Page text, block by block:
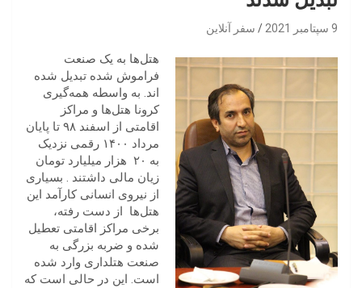
9 سپتامبر 2021 سفر آنلاین
‬فراموش‭ ‬شده‭ ‬تبدیل‭ ‬شده‌
اند. به واسطه همه‌گیری
‬به‭
‬از‭ ‬نیروی‭ ‬انسانی‭ ‬کارآمد این
هتل‌ها ‬از‭ ‬دست‭ ‬رفته،
برخی مراکز اقامتی تعطیل
‬صنعت‭ ‬هتلداری‭ ‬وارد‭ ‬شده
است. این در حالی است که